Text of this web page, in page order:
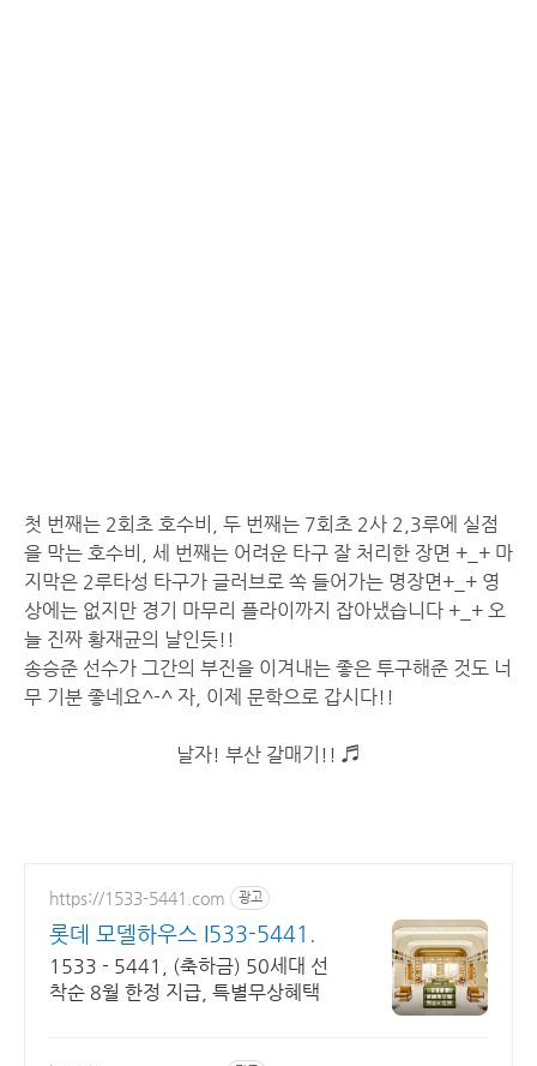
첫 번째는 2회초 호수비, 두 번째는 7회초 2사 2,3루에 실점
을 막는 호수비, 세 번째는 어려운 타구 잘 처리한 장면 +_+ 마
지막은 2루타성 타구가 글러브로 쏙 들어가는 명장면+_+ 영
상에는 없지만 경기 마무리 플라이까지 잡아냈습니다 +_+ 오
늘 진짜 황재균의 날인듯!!
송승준 선수가 그간의 부진을 이겨내는 좋은 투구해준 것도 너
무 기분 좋네요^-^ 자, 이제 문학으로 갑시다!!
날자! 부산 갈매기!! ♬
https://1533-5441.com 광고
롯데 모델하우스 I533-5441.
1533 - 5441, (축하금) 50세대 선
착순 8월 한정 지급, 특별무상혜택